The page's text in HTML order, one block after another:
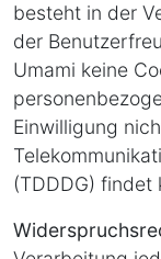
besteht in der
der
Umami keine
Einwilligung
(TDDDG) findet